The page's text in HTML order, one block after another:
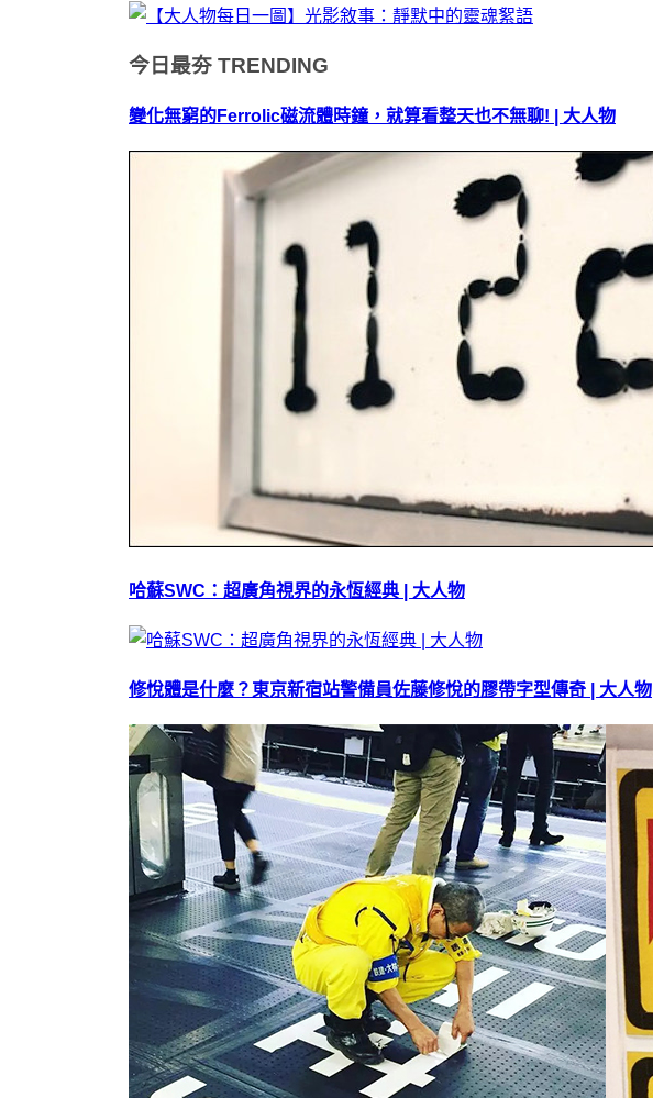
今日最夯 TRENDING
變化無窮的Ferrolic磁流體時鐘，就算看整天也不無聊! | 大人物
哈蘇SWC：超廣角視界的永恆經典 | 大人物
修悅體是什麼？東京新宿站警備員佐藤修悅的膠帶字型傳奇 | 大人物